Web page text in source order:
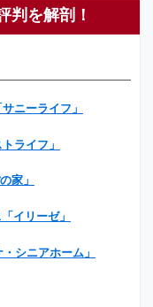
判を解剖！
ニーライフ」
ライフ」
家」
イリーゼ」
シニアホーム」